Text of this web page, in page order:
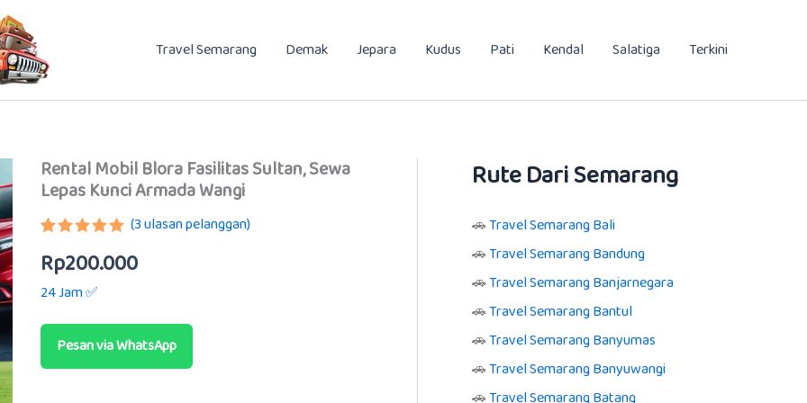
Travel Semarang Demak Jepara Kudus Pati Kendal Salatiga Terkini
Rental Mobil Blora Fasilitas Sultan, Sewa
Lepas Kunci Armada Wangi
5.00dari 5
berdasarkan
penilaian
(3ulasan pelanggan)
Rp200.000
24 Jam ✅
Pesan via WhatsApp
Rute Dari Semarang
🚗Travel Semarang Bali
🚗Travel Semarang Bandung
🚗Travel Semarang Banjarnegara
🚗Travel Semarang Bantul
🚗Travel Semarang Banyumas
🚗Travel Semarang Banyuwangi
🚗Travel Semarang Batang